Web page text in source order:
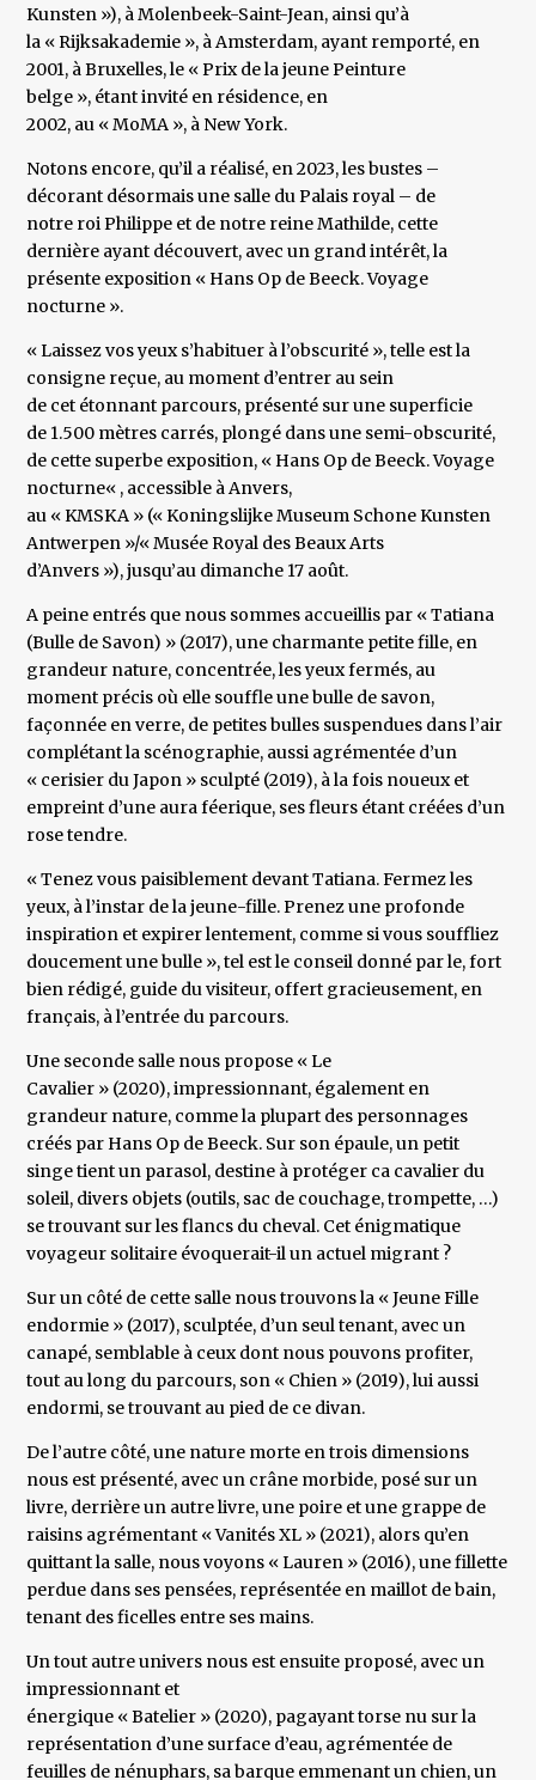
Kunsten »), à Molenbeek-Saint-Jean, ainsi qu’à
la « Rijksakademie », à Amsterdam, ayant remporté, en
2001, à Bruxelles, le « Prix de la jeune Peinture
belge », étant invité en résidence, en
2002, au « MoMA », à New York.
Notons encore, qu’il a réalisé, en 2023, les bustes –
décorant désormais une salle du Palais royal – de
notre roi Philippe et de notre reine Mathilde, cette
dernière ayant découvert, avec un grand intérêt, la
présente exposition « Hans Op de Beeck. Voyage
nocturne ».
« Laissez vos yeux s’habituer à l’obscurité », telle est la
consigne reçue, au moment d’entrer au sein
de cet étonnant parcours, présenté sur une superficie
de 1.500 mètres carrés, plongé dans une semi-obscurité,
de cette superbe exposition, « Hans Op de Beeck. Voyage
nocturne« , accessible à Anvers,
au « KMSKA » (« Koningslijke Museum Schone Kunsten
Antwerpen »/« Musée Royal des Beaux Arts
d’Anvers »), jusqu’au dimanche 17 août.
A peine entrés que nous sommes accueillis par « Tatiana
(Bulle de Savon) » (2017), une charmante petite fille, en
grandeur nature, concentrée, les yeux fermés, au
moment précis où elle souffle une bulle de savon,
façonnée en verre, de petites bulles suspendues dans l’air
complétant la scénographie, aussi agrémentée d’un
« cerisier du Japon » sculpté (2019), à la fois noueux et
empreint d’une aura féerique, ses fleurs étant créées d’un
rose tendre.
« Tenez vous paisiblement devant Tatiana. Fermez les
yeux, à l’instar de la jeune-fille. Prenez une profonde
inspiration et expirer lentement, comme si vous souffliez
doucement une bulle », tel est le conseil donné par le, fort
bien rédigé, guide du visiteur, offert gracieusement, en
français, à l’entrée du parcours.
Une seconde salle nous propose « Le
Cavalier » (2020), impressionnant, également en
grandeur nature, comme la plupart des personnages
créés par Hans Op de Beeck. Sur son épaule, un petit
singe tient un parasol, destine à protéger ca cavalier du
soleil, divers objets (outils, sac de couchage, trompette, …)
se trouvant sur les flancs du cheval. Cet énigmatique
voyageur solitaire évoquerait-il un actuel migrant ?
Sur un côté de cette salle nous trouvons la « Jeune Fille
endormie » (2017), sculptée, d’un seul tenant, avec un
canapé, semblable à ceux dont nous pouvons profiter,
tout au long du parcours, son « Chien » (2019), lui aussi
endormi, se trouvant au pied de ce divan.
De l’autre côté, une nature morte en trois dimensions
nous est présenté, avec un crâne morbide, posé sur un
livre, derrière un autre livre, une poire et une grappe de
raisins agrémentant « Vanités XL » (2021), alors qu’en
quittant la salle, nous voyons « Lauren » (2016), une fillette
perdue dans ses pensées, représentée en maillot de bain,
tenant des ficelles entre ses mains.
Un tout autre univers nous est ensuite proposé, avec un
impressionnant et
énergique « Batelier » (2020), pagayant torse nu sur la
représentation d’une surface d’eau, agrémentée de
feuilles de nénuphars, sa barque emmenant un chien, un